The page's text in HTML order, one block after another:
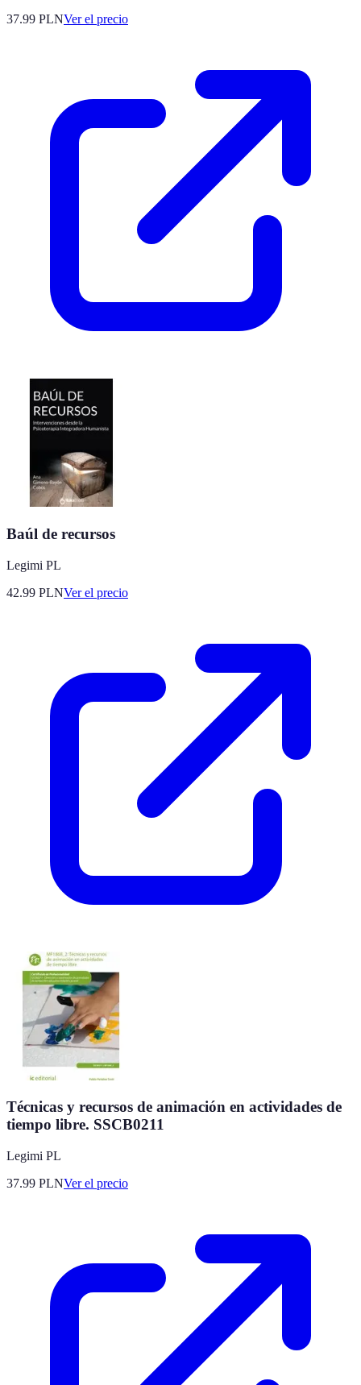
37.99 PLNVer el precio
Baúl de recursos
Legimi PL
42.99 PLNVer el precio
Técnicas y recursos de animación en actividades de
tiempo libre. SSCB0211
Legimi PL
37.99 PLNVer el precio